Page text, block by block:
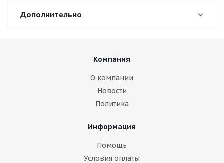
Дополнительно
Компания
О компании
Новости
Политика
Информация
Помощь
Условия оплаты